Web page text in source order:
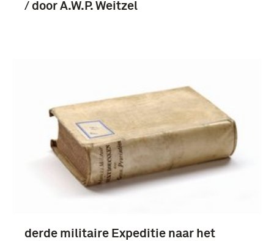
/ door A.W.P. Weitzel
derde militaire Expeditie naar het